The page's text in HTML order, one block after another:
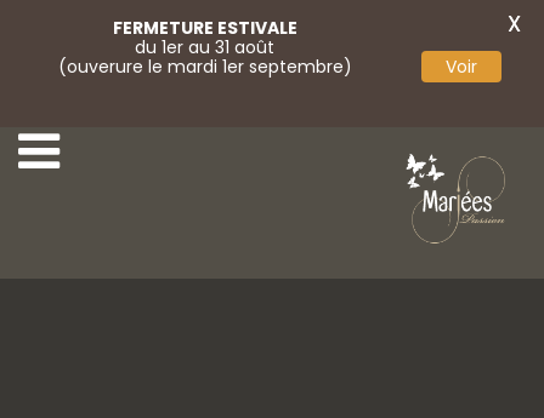
FERMETURE ESTIVALE
du 1er au 31 août
(ouverure le mardi 1er septembre)
Voir
X